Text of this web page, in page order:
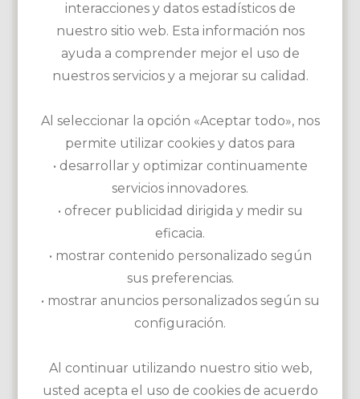
Longitud 6.802m / Par 72 / Campo de 18
hoyos
HCP hombres: 28 / damas: 34
Instalaciones de prácticas: Campo de
prácticas, putting green, chipping green,
bunker de prácticas, zona de prácticas
Alquiler de material: Alquiler de palos,
carro, carro eléctrico, carrito, caddie
Academia disponible
interacciones y datos estadísticos de
nuestro sitio web. Esta información nos
ayuda a comprender mejor el uso de
nuestros servicios y a mejorar su calidad.
Al seleccionar la opción «Aceptar todo», nos
permite utilizar cookies y datos para
• desarrollar y optimizar continuamente
servicios innovadores.
• ofrecer publicidad dirigida y medir su
eficacia.
• mostrar contenido personalizado según
sus preferencias.
• mostrar anuncios personalizados según su
configuración.
Al continuar utilizando nuestro sitio web,
usted acepta el uso de cookies de acuerdo